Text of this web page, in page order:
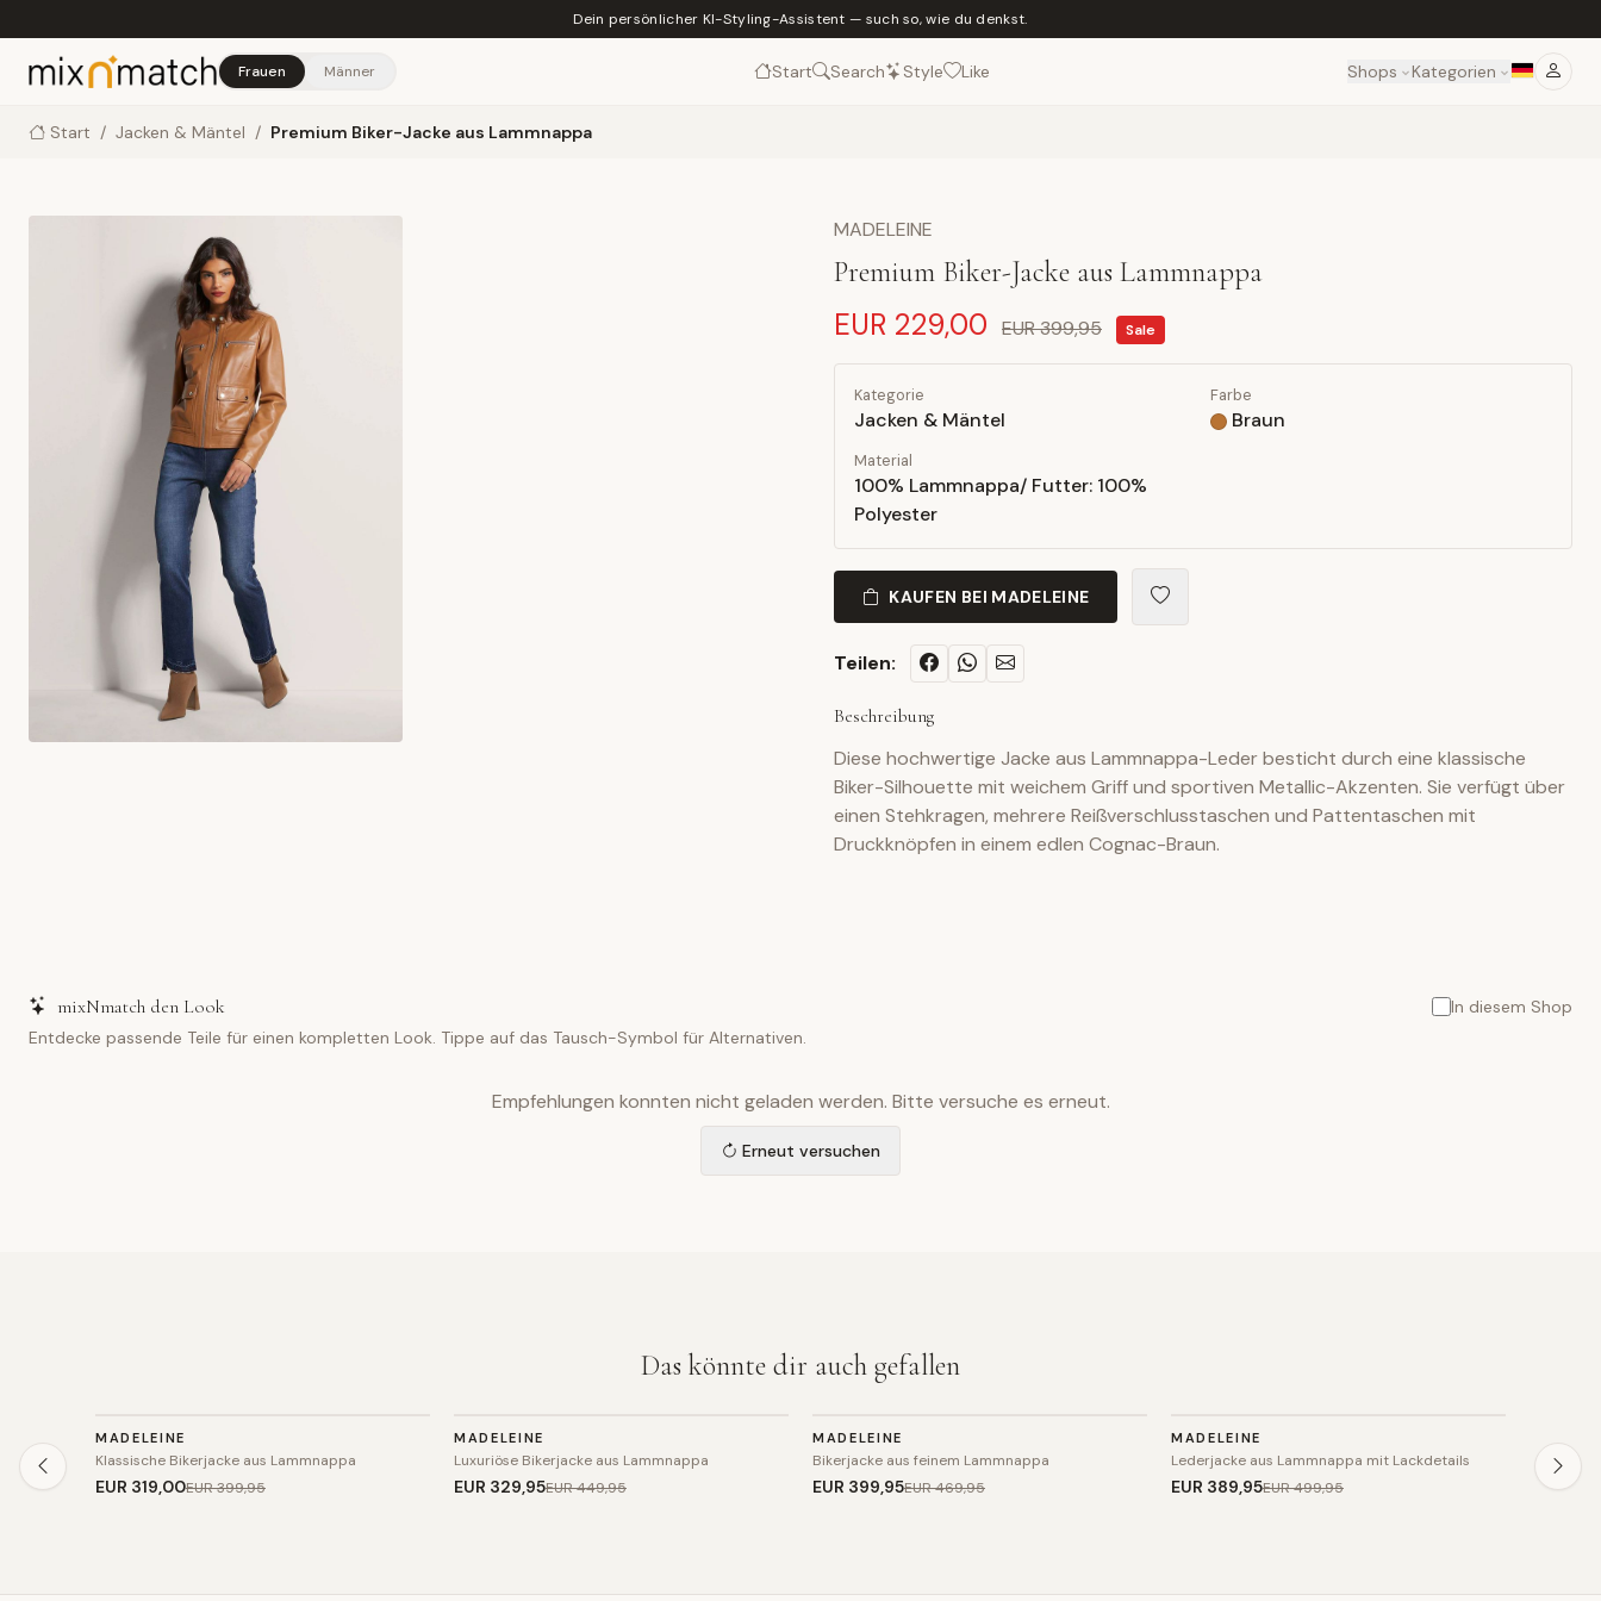
Dein persönlicher KI-Styling-Assistent — such so, wie du denkst.
Frauen Männer Start Search Style Like Shops Kategorien
Start / Jacken & Mäntel / Premium Biker-Jacke aus Lammnappa
MADELEINE
Premium Biker-Jacke aus Lammnappa
EUR 229,00 EUR 399,95 Sale
Kategorie
Jacken & Mäntel
Farbe
Braun
Material
100% Lammnappa/ Futter: 100%
Polyester
KAUFEN BEI MADELEINE
Teilen:
Beschreibung
Diese hochwertige Jacke aus Lammnappa-Leder besticht durch eine klassische
Biker-Silhouette mit weichem Griff und sportiven Metallic-Akzenten. Sie verfügt über
einen Stehkragen, mehrere Reißverschlusstaschen und Pattentaschen mit
Druckknöpfen in einem edlen Cognac-Braun.
mixNmatch den Look
In diesem Shop
Entdecke passende Teile für einen kompletten Look. Tippe auf das Tausch-Symbol für Alternativen.
Empfehlungen konnten nicht geladen werden. Bitte versuche es erneut.
Erneut versuchen
Das könnte dir auch gefallen
SALE
MADELEINE
Klassische Bikerjacke aus Lammnappa
EUR 319,00EUR 399,95
SALE
MADELEINE
Luxuriöse Bikerjacke aus Lammnappa
EUR 329,95EUR 449,95
SALE
JACKE
MADELEINE
Bikerjacke aus feinem Lammnappa
EUR 399,95EUR 469,95
SALE
MADELEINE
Lederjacke aus Lammnappa mit Lackdetails
EUR 389,95EUR 499,95
SALE
Elegante
EUR 154